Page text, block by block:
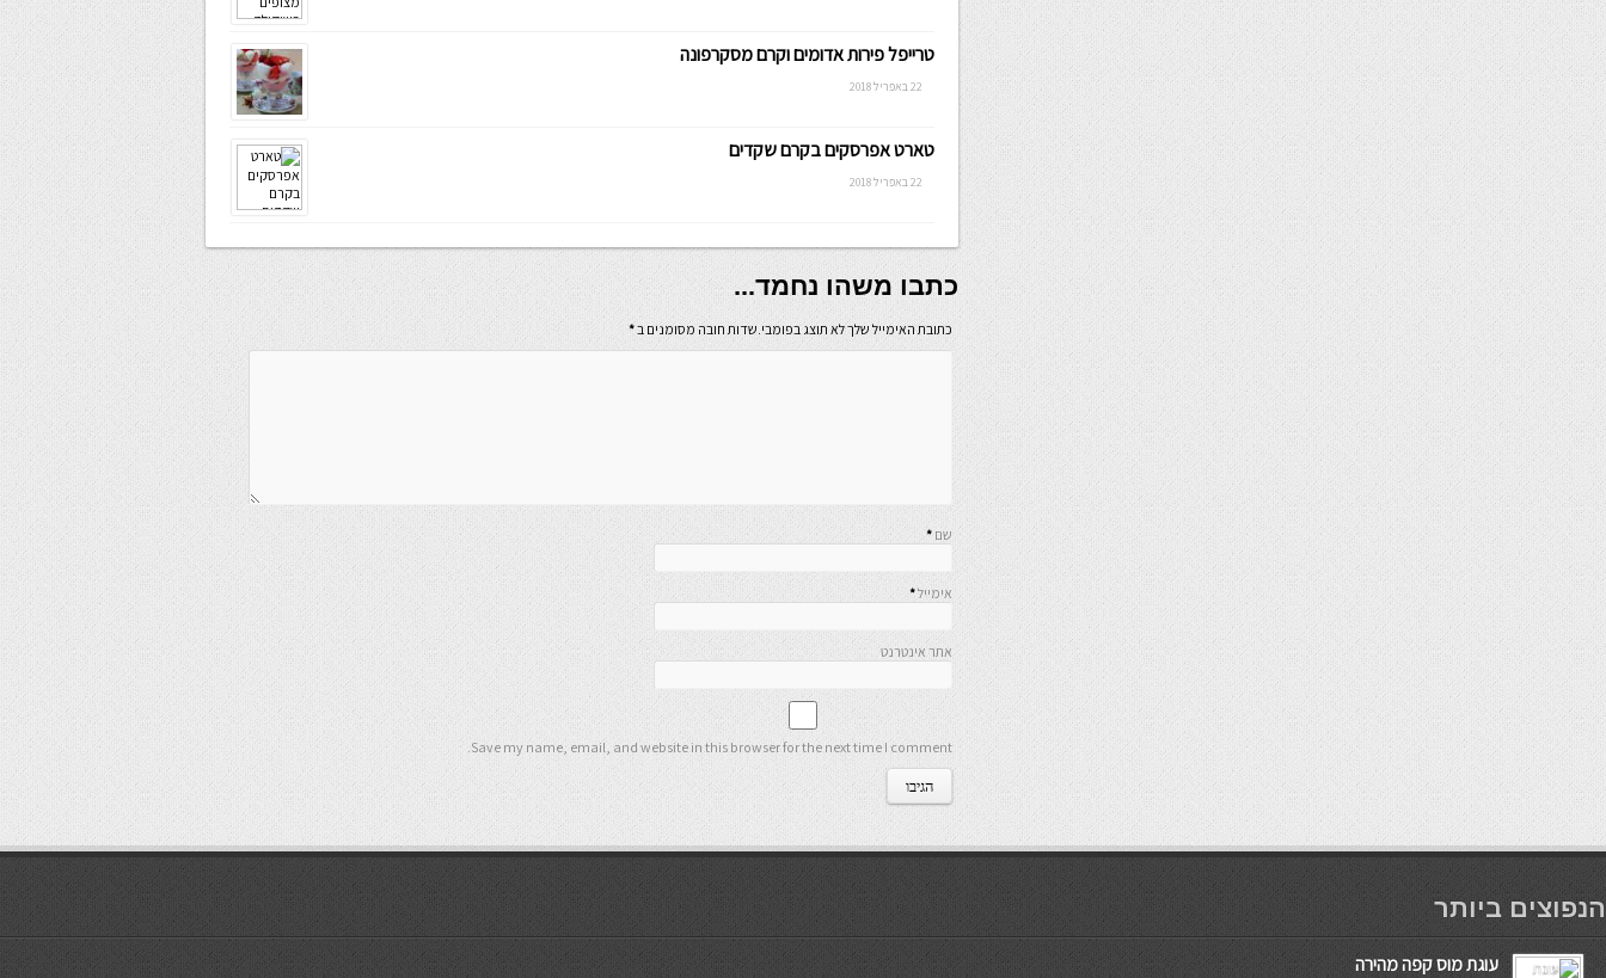
טרייפל פירות אדומים וקרם מסקרפונה
22 באפריל 2018
טארט אפרסקים בקרם שקדים
22 באפריל 2018
כתבו משהו נחמד...
כתובת האימייל שלך לא תוצג בפומבי.שדות חובה מסומנים ב*
שם *
אימייל*
אתר אינטרנט
Save my name, email, and website in this browser for the next time I comment.
мостбет кг
הנפוצים ביותר
עוגת מוס קפה מהירה